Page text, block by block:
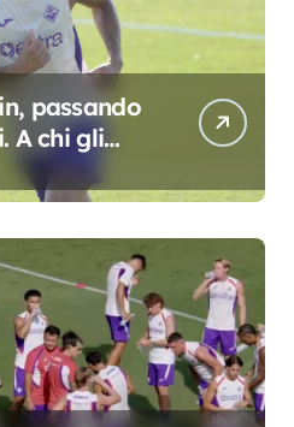
passando
A chi gli